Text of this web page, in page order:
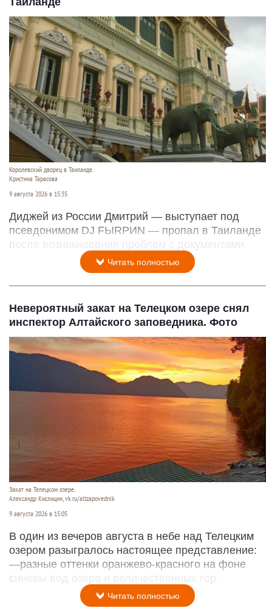
Королевский дворец в Таиланде.
Кристина Тарасова
9 августа 2026 в 15:35
Диджей из России Дмитрий — выступает под
псевдонимом DJ FЫRРИN — пропал в Таиланде
после возникновения проблем с документами.
Читать полностью
Невероятный закат на Телецком озере снял
инспектор Алтайского заповедника. Фото
Закат на Телецком озере.
Александр Кислицин, vk.ru/altzapovednik
9 августа 2026 в 15:05
В один из вечеров августа в небе над Телецким
озером разыгралось настоящее представление:
—разные оттенки оранжево-красного на фоне
синевы вод озера и величественных гор.
Читать полностью